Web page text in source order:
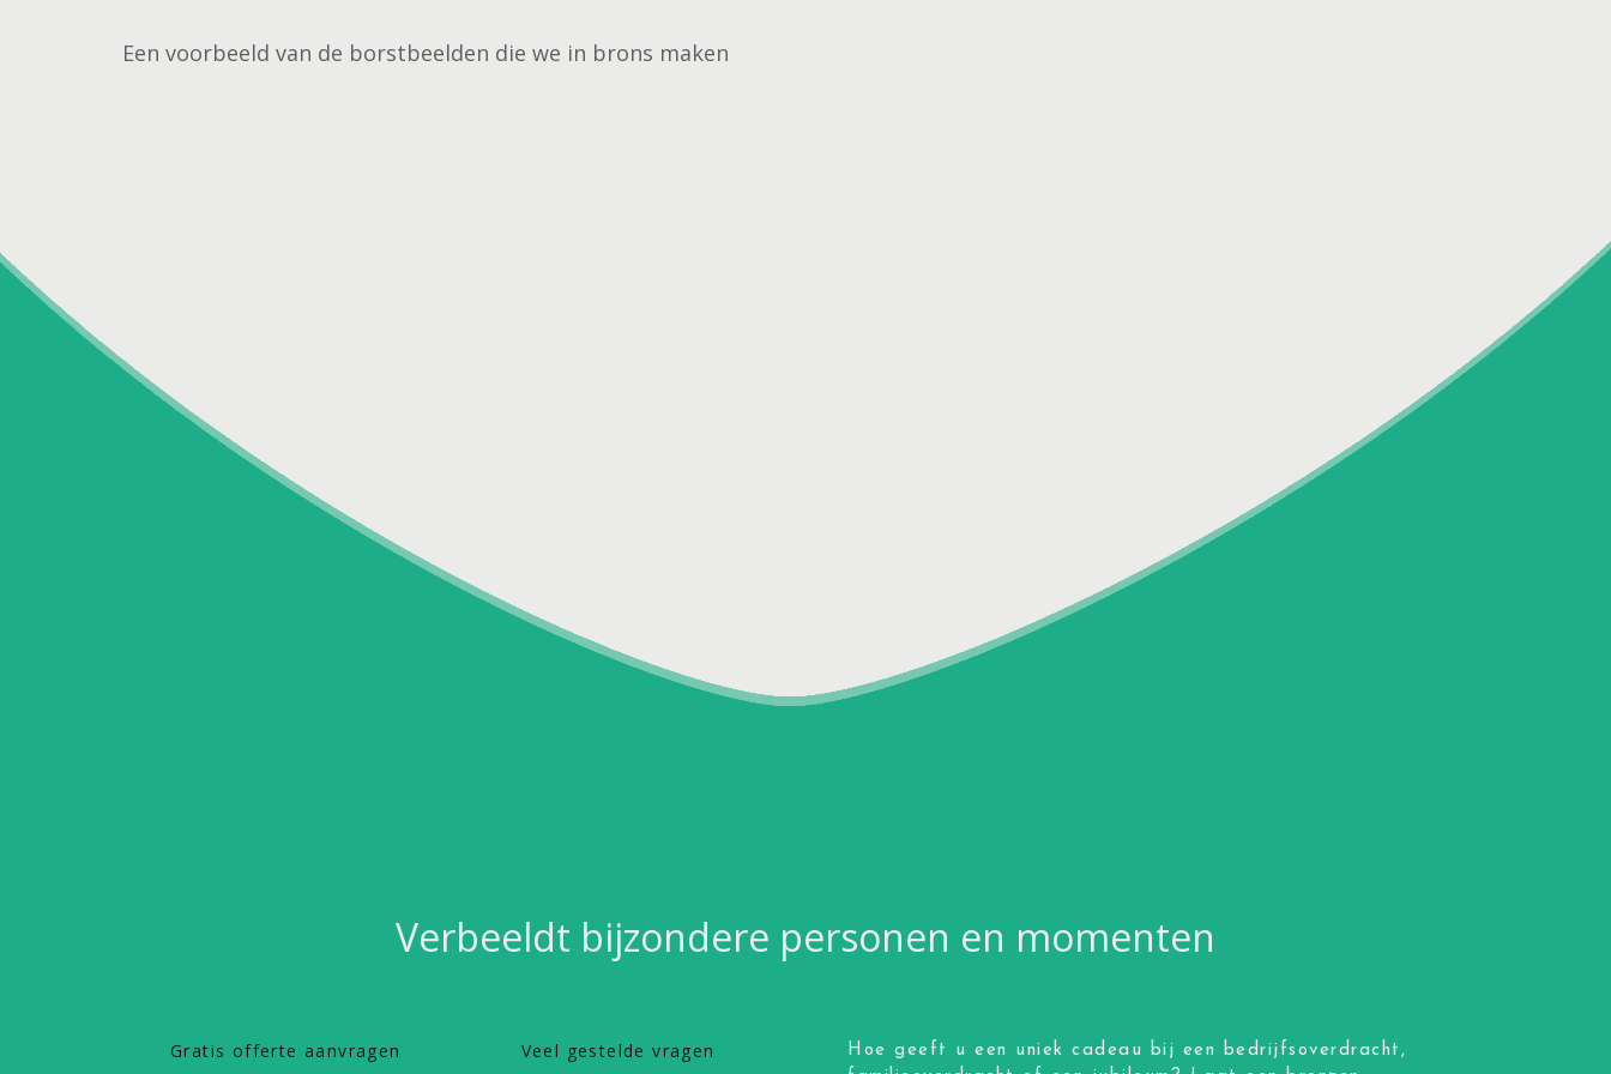
Een voorbeeld van de borstbeelden die we in brons maken
Verbeeldt bijzondere personen en momenten
Gratis offerte aanvragen Veel gestelde vragen
Hoe geeft u een uniek cadeau bij een bedrijfsoverdracht,